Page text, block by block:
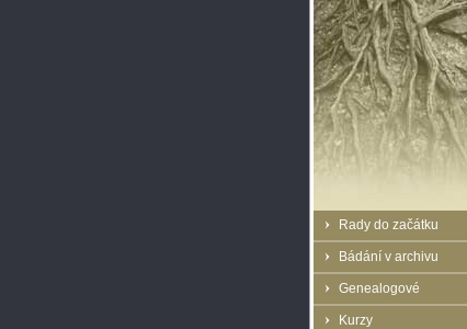
Rady do začátku
Bádání v archivu
Genealogové
Kurzy